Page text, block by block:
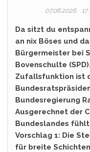
07.06.2026 17
Da sitzt du
an nix Böses und
Bürgermeister bei
Bovenschulte
Zufallsfunktion ist
Bundesregierung
Ausgerechnet der
Bundeslandes
Vorschlag 1: Die
für breite